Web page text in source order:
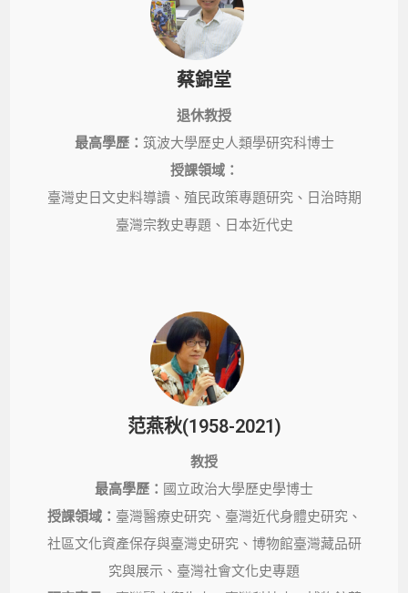
蔡錦堂
退休教授
最高學歷： 筑波大學歷史人類學研究科博士
授課領域：
臺灣史日文史料導讀、殖民政策專題研究、日治時期
臺灣宗教史專題、日本近代史
范燕秋(1958-2021)
教授
最高學歷： 國立政治大學歷史學博士
授課領域： 臺灣醫療史研究、臺灣近代身體史研究、
社區文化資產保存與臺灣史研究、博物館臺灣藏品研
究與展示、臺灣社會文化史專題